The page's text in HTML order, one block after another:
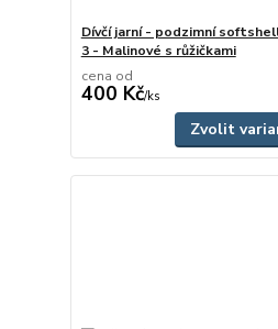
Dívčí jarní - podzimní
3 - Malinové s růžičkami
cena od
400 Kč/ks
Zvolit